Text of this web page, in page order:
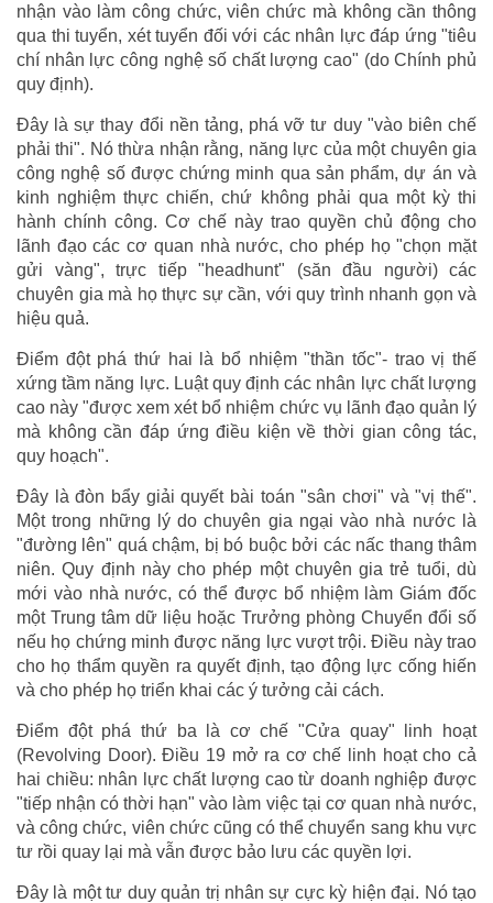
nhận vào làm công chức, viên chức mà không cần thông
qua thi tuyển, xét tuyển đối với các nhân lực đáp ứng "tiêu
chí nhân lực công nghệ số chất lượng cao" (do Chính phủ
quy định).
Đây là sự thay đổi nền tảng, phá vỡ tư duy "vào biên chế
phải thi". Nó thừa nhận rằng, năng lực của một chuyên gia
công nghệ số được chứng minh qua sản phẩm, dự án và
kinh nghiệm thực chiến, chứ không phải qua một kỳ thi
hành chính công. Cơ chế này trao quyền chủ động cho
lãnh đạo các cơ quan nhà nước, cho phép họ "chọn mặt
gửi vàng", trực tiếp "headhunt" (săn đầu người) các
chuyên gia mà họ thực sự cần, với quy trình nhanh gọn và
hiệu quả.
Điểm đột phá thứ hai là bổ nhiệm "thần tốc"- trao vị thế
xứng tầm năng lực. Luật quy định các nhân lực chất lượng
cao này "được xem xét bổ nhiệm chức vụ lãnh đạo quản lý
mà không cần đáp ứng điều kiện về thời gian công tác,
quy hoạch".
Đây là đòn bẩy giải quyết bài toán "sân chơi" và "vị thế".
Một trong những lý do chuyên gia ngại vào nhà nước là
"đường lên" quá chậm, bị bó buộc bởi các nấc thang thâm
niên. Quy định này cho phép một chuyên gia trẻ tuổi, dù
mới vào nhà nước, có thể được bổ nhiệm làm Giám đốc
một Trung tâm dữ liệu hoặc Trưởng phòng Chuyển đổi số
nếu họ chứng minh được năng lực vượt trội. Điều này trao
cho họ thẩm quyền ra quyết định, tạo động lực cống hiến
và cho phép họ triển khai các ý tưởng cải cách.
Điểm đột phá thứ ba là cơ chế "Cửa quay" linh hoạt
(Revolving Door). Điều 19 mở ra cơ chế linh hoạt cho cả
hai chiều: nhân lực chất lượng cao từ doanh nghiệp được
"tiếp nhận có thời hạn" vào làm việc tại cơ quan nhà nước,
và công chức, viên chức cũng có thể chuyển sang khu vực
tư rồi quay lại mà vẫn được bảo lưu các quyền lợi.
Đây là một tư duy quản trị nhân sự cực kỳ hiện đại. Nó tạo